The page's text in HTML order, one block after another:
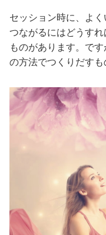
セッション時に、よ
つながるにはどうす
ものがあります。で
の方法でつくりだすも